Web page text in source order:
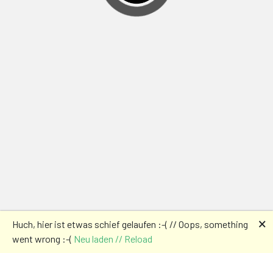
Huch, hier ist etwas schief gelaufen :-( // Oops, something
went wrong :-( Neu laden // Reload
🗙